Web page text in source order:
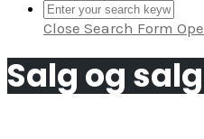
Close Search Form
Salg og